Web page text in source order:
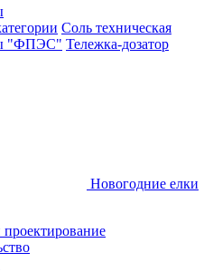
Соль техническая
"ФПЭС" Тележка-дозатор
Новогодние елки